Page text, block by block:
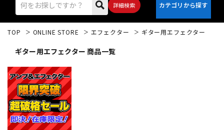
詳細検索
エレキギター
ベース
TOP ONLINE STORE エフェクター ギター用エフェクター
ギター用エフェクター 商品一覧